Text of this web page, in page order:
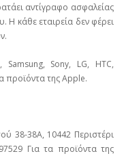
αντίγραφο ασφαλείας
Η κάθε εταιρεία δεν φέρει
Sony, LG, HTC,
προϊόντα της Apple.
38-38Α, 10442 Περιστέρι
Για τα προϊόντα της